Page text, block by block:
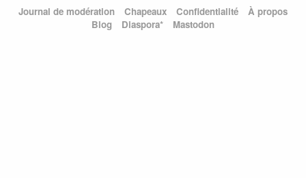
Journal de modération Chapeaux Confidentialité
À propos
Blog
Diaspora* Mastodon